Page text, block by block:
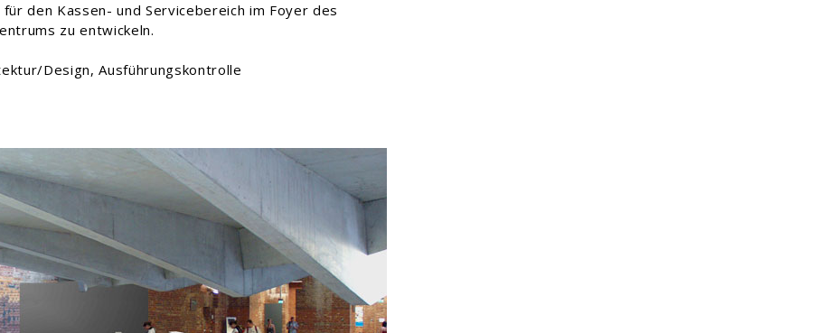
den Kassen- und Servicebereich im Foyer des
zu entwickeln.
Design, Ausführungskontrolle